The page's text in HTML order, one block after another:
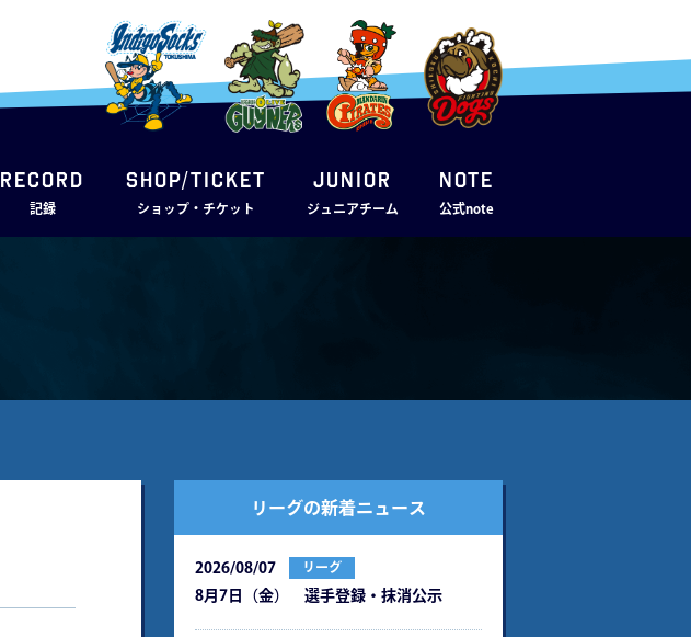
RECORD
記録
SHOP/TICKET
ショップ・チケット
JUNIOR
ジュニアチーム
note
公式note
リーグの新着ニュース
2026/08/07 リーグ
8月7日（金） 選手登録・抹消公示